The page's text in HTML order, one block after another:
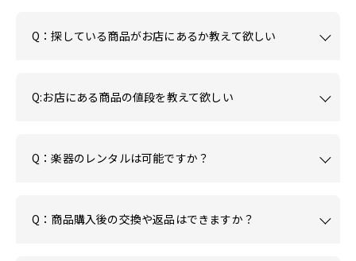
Q：探している商品がお店にあるか教えて欲しい
Q:お店にある商品の値段を教えて欲しい
Q：楽器のレンタルは可能ですか？
Q：商品購入後の交換や返品はできますか？